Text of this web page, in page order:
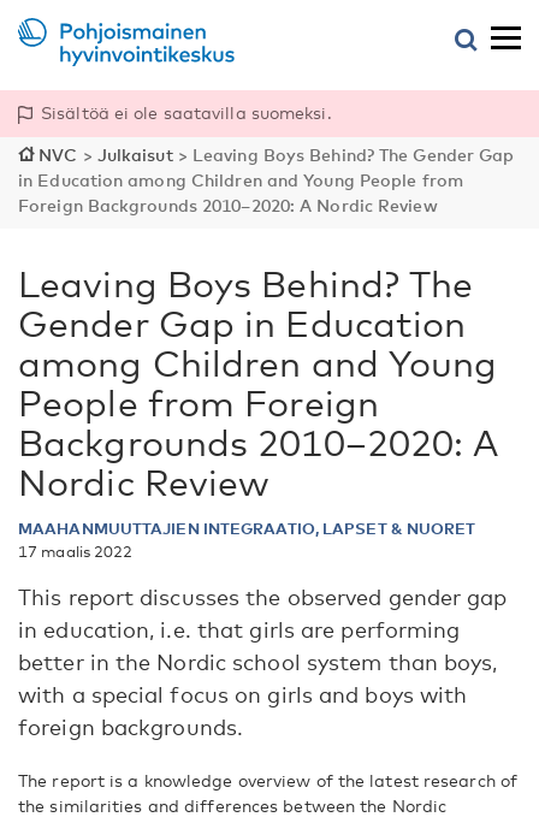
Sisältöä ei ole saatavilla suomeksi.
NVC > Julkaisut> Leaving Boys Behind? The Gender Gap
in Education among Children and Young People from
Foreign Backgrounds 2010–2020: A Nordic Review
Leaving Boys Behind? The
Gender Gap in Education
among Children and Young
People from Foreign
Backgrounds 2010–2020: A
Nordic Review
MAAHANMUUTTAJIEN INTEGRAATIO, LAPSET & NUORET
17 maalis 2022
This report discusses the observed gender gap
in education, i.e. that girls are performing
better in the Nordic school system than boys,
with a special focus on girls and boys with
foreign backgrounds.
The report is a knowledge overview of the latest research of
the similarities and differences between the Nordic